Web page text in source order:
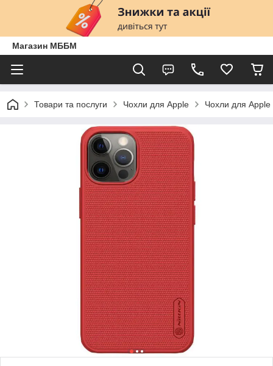
Магазин МББМ
Товари та послуги Чохли для Apple Чохли для Apple